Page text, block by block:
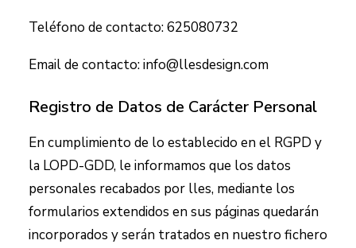
Teléfono de contacto:625080732
Email de contacto:info@llesdesign.com
Registro de Datos de Carácter Personal
En cumplimiento de lo establecido en el RGPD y
la LOPD-GDD, le informamos que los datos
personales recabados por lles, mediante los
formularios extendidos en sus páginas quedarán
incorporados y serán tratados en nuestro fichero